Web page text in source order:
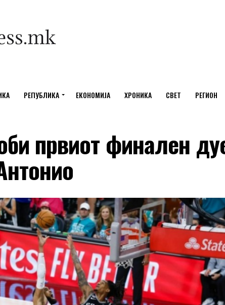
РЕПУБЛИКА ЕКОНОМИЈА ХРОНИКА СВЕТ РЕГИОН
првиот финален